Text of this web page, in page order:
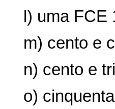
l) uma FCE
m) cento e
n) cento e
o)